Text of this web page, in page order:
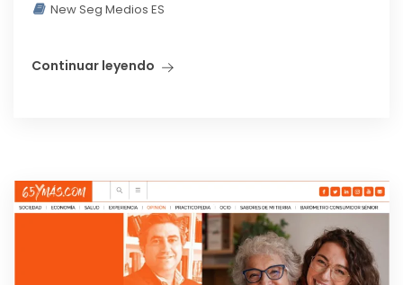
New Seg Medios ES
Continuar leyendo